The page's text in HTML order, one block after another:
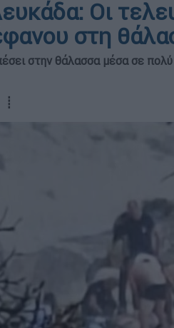
Οι
στη
στην θάλασσα μέσα σε
┋